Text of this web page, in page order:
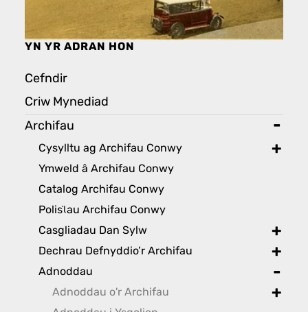
YN YR ADRAN HON
Cefndir
Criw Mynediad
toggle
Archifau
Cysylltu ag Archifau Conwy
Ymweld â Archifau Conwy
Catalog Archifau Conwy
Polisϊau Archifau Conwy
toggle
Casgliadau Dan Sylw
Dechrau Defnyddio’r Archifau
toggle
Adnoddau
Adnoddau o'r Archifau